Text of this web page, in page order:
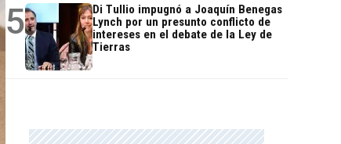
5
Di Tullio impugnó a Joaquín Benegas
Lynch por un presunto conflicto de
intereses en el debate de la Ley de
Tierras